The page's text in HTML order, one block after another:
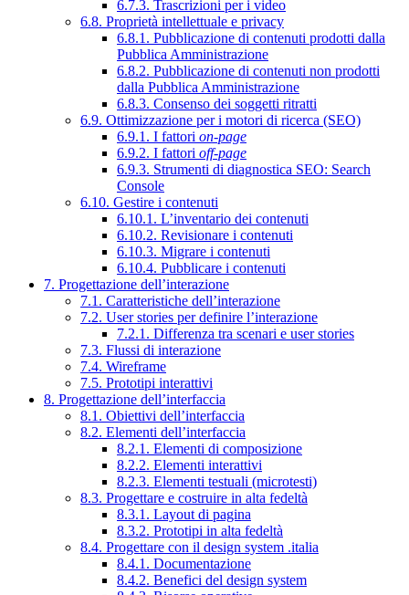
6.7.3. Trascrizioni per i video
6.8. Proprietà intellettuale e privacy
6.8.1. Pubblicazione di contenuti prodotti dalla
Pubblica Amministrazione
6.8.2. Pubblicazione di contenuti non prodotti
dalla Pubblica Amministrazione
6.8.3. Consenso dei soggetti ritratti
6.9. Ottimizzazione per i motori di ricerca (SEO)
6.9.1. I fattori on-page
6.9.2. I fattori off-page
6.9.3. Strumenti di diagnostica SEO: Search
Console
6.10. Gestire i contenuti
6.10.1. L’inventario dei contenuti
6.10.2. Revisionare i contenuti
6.10.3. Migrare i contenuti
6.10.4. Pubblicare i contenuti
7. Progettazione dell’interazione
7.1. Caratteristiche dell’interazione
7.2. User stories per definire l’interazione
7.2.1. Differenza tra scenari e user stories
7.3. Flussi di interazione
7.4. Wireframe
7.5. Prototipi interattivi
8. Progettazione dell’interfaccia
8.1. Obiettivi dell’interfaccia
8.2. Elementi dell’interfaccia
8.2.1. Elementi di composizione
8.2.2. Elementi interattivi
8.2.3. Elementi testuali (microtesti)
8.3. Progettare e costruire in alta fedeltà
8.3.1. Layout di pagina
8.3.2. Prototipi in alta fedeltà
8.4. Progettare con il design system .italia
8.4.1. Documentazione
8.4.2. Benefici del design system